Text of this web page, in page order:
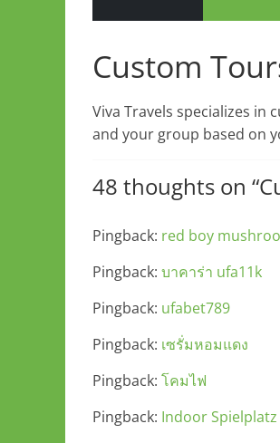
Custom
Viva Travels specializes in
and your group based on
48 thoughts on “
Pingback: red boy
Pingback: บาคาร่า ufa11k
Pingback: ufabet789
Pingback: เซรั่มหอมแดง
Pingback: โคมไฟ
Pingback: Indoor